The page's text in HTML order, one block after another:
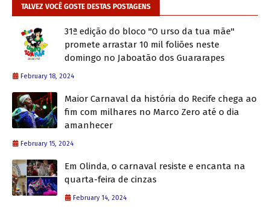
TALVEZ VOCÊ GOSTE DESTAS POSTAGENS
31ª edição do bloco "O urso da tua mãe"
promete arrastar 10 mil foliões neste
domingo no Jaboatão dos Guararapes
February 18, 2024
Maior Carnaval da história do Recife chega ao
fim com milhares no Marco Zero até o dia
amanhecer
February 15, 2024
Em Olinda, o carnaval resiste e encanta na
quarta-feira de cinzas
February 14, 2024